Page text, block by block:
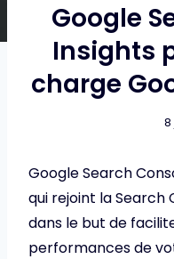
Google
Insights
charge
8
Google Search
qui rejoint la Search
dans le but de
performances de